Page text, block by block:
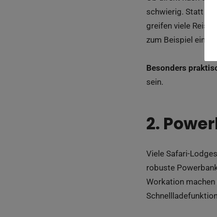
schwierig. Statt
greifen viele
zum Beispiel eine
Besonders
sein.
2.
Viele Safari-
robuste
Workation